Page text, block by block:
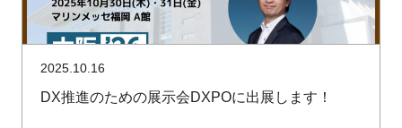
2025.10.16
DX推進のための展示会DXPOに出展します！